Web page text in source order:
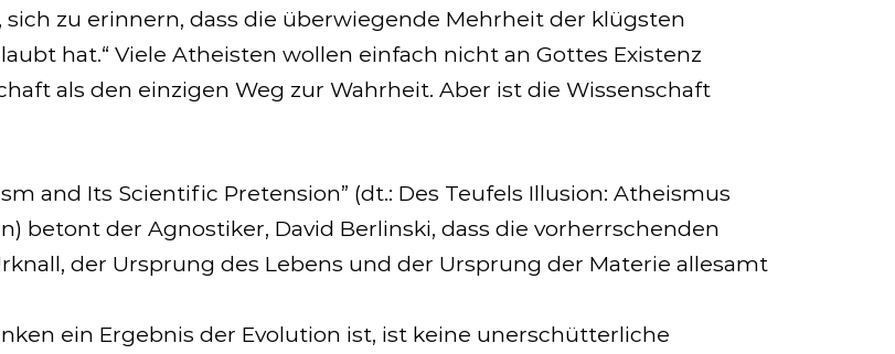
sich zu erinnern, dass die überwiegende Mehrheit der klügsten
hat.“ Viele Atheisten wollen einfach nicht an Gottes Existenz
als den einzigen Weg zur Wahrheit. Aber ist die Wissenschaft
and Its Scientific Pretension” (dt.: Des Teufels Illusion: Atheismus
betont der Agnostiker, David Berlinski, dass die vorherrschenden
der Ursprung des Lebens und der Ursprung der Materie allesamt
ein Ergebnis der Evolution ist, ist keine unerschütterliche